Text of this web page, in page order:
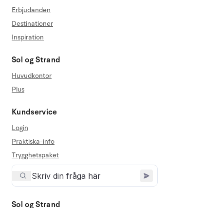
Erbjudanden
Destinationer
Inspiration
Sol og Strand
Huvudkontor
Plus
Kundservice
Login
Praktiska-info
Trygghetspaket
Sol og Strand